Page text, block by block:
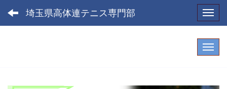
埼玉県高体連テニス専門部